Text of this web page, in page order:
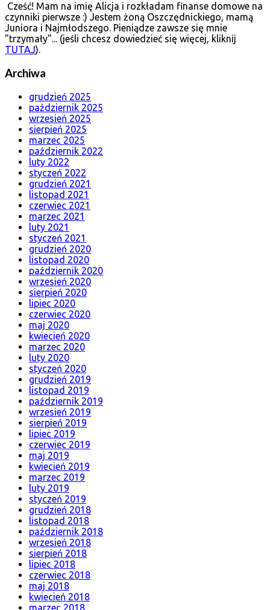
Cześć! Mam na imię Alicja i rozkładam finanse domowe na
czynniki pierwsze :) Jestem żoną Oszczędnickiego, mamą
Juniora i Najmłodszego. Pieniądze zawsze się mnie
"trzymały"... (jeśli chcesz dowiedzieć się więcej, kliknij
TUTAJ).
Archiwa
grudzień 2025
październik 2025
wrzesień 2025
sierpień 2025
marzec 2025
październik 2022
luty 2022
styczeń 2022
grudzień 2021
listopad 2021
czerwiec 2021
marzec 2021
luty 2021
styczeń 2021
grudzień 2020
listopad 2020
październik 2020
wrzesień 2020
sierpień 2020
lipiec 2020
czerwiec 2020
maj 2020
kwiecień 2020
marzec 2020
luty 2020
styczeń 2020
grudzień 2019
listopad 2019
październik 2019
wrzesień 2019
sierpień 2019
lipiec 2019
czerwiec 2019
maj 2019
kwiecień 2019
marzec 2019
luty 2019
styczeń 2019
grudzień 2018
listopad 2018
październik 2018
wrzesień 2018
sierpień 2018
lipiec 2018
czerwiec 2018
maj 2018
kwiecień 2018
marzec 2018